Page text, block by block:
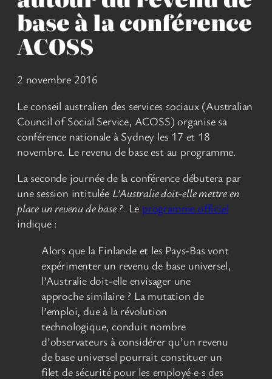
base à la conférence
ACOSS
2 novembre 2016
Le conseil australien des services sociaux (Australian
Council of Social Service, ACOSS) organise sa
conférence nationale à Sydney les 17 et 18
novembre. Le revenu de base est au programme.
La seconde journée de la conférence débutera par
une session intitulée L’Australie doit-elle mettre en
place un revenu de base ?. Le programme officiel
indique :
Alors que la Finlande et les Pays-Bas vont
expérimenter un revenu de base universel,
l’Australie doit-elle envisager une
approche similaire ? La mutation de
l’emploi, due à la révolution
technologique, conduit nombre
d’observateurs à considérer qu’un revenu
de base universel pourrait constituer un
filet de sécurité pour les employé·e·s des